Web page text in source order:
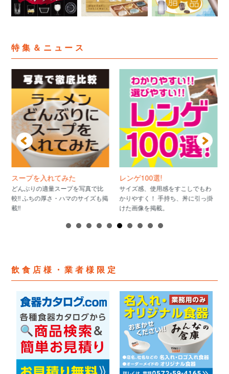
特集＆ニュース
スープを入れてみた
どんぶりの適量スープを写真で比
較!! ふちの厚さ・ハマのサイズも掲
載!!
レンゲ100選!
サイズ感、使用感をすこしでもわ
かりやすく！ 手持ち、丼に引っ掛
けた画像を掲載。
飲食店様・業者様限定